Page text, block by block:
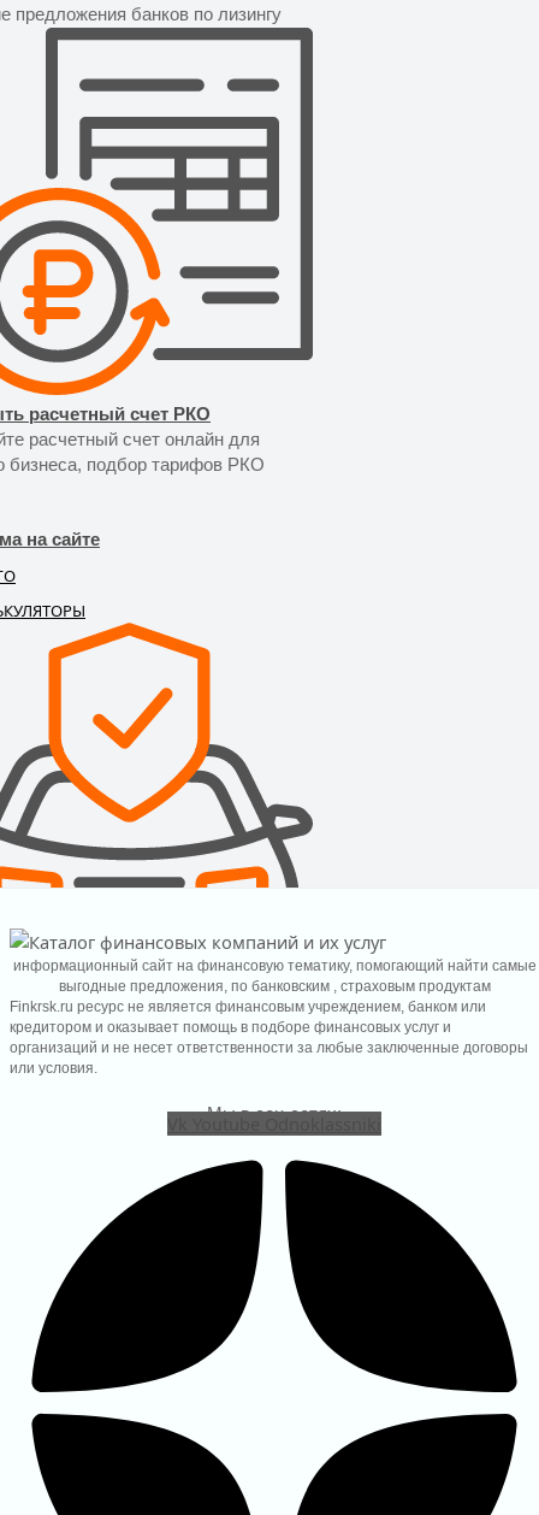
предложения банков по лизингу
расчетный счет РКО
расчетный счет онлайн для
бизнеса, подбор тарифов РКО
на сайте
ОСАГО
ОСАГО С выгодой до 80%
процентов по займу
стоимость займа за 5 минут
информационный сайт на финансовую тематику, помогающий найти самые
выгодные предложения, по банковским , страховым продуктам
Finkrsk.ru ресурс не является финансовым учреждением, банком или
кредитором и оказывает помощь в подборе финансовых услуг и
организаций и не несет ответственности за любые заключенные договоры
или условия.
Мы в соц сетях: